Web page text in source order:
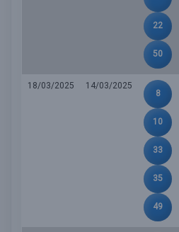
22
50
18/03/2025
14/03/2025
8
10
33
35
49